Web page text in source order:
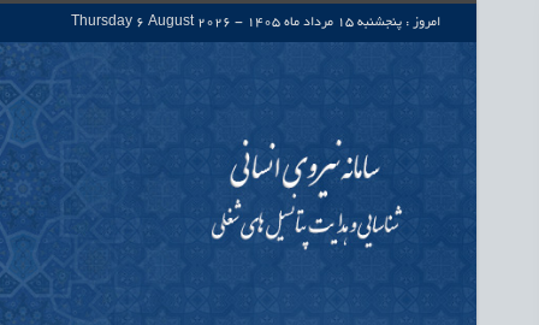
امروز : پنجشنبه 15 مرداد ماه 1405 - Thursday 6 August 2026